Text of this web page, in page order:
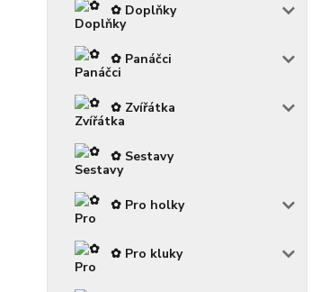
✿ Doplňky
✿ Panáčci
✿ Zvířátka
✿ Sestavy
✿ Pro holky
✿ Pro kluky